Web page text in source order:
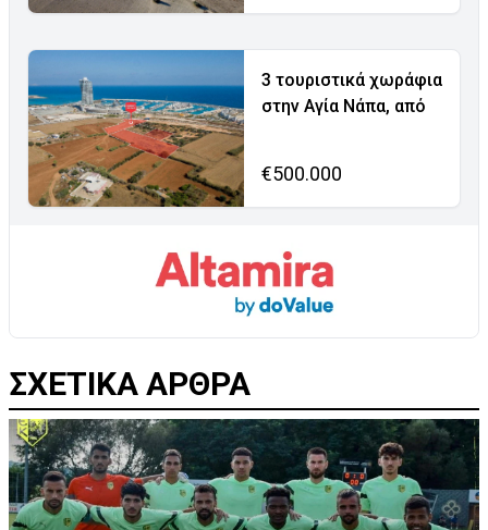
3 τουριστικά χωράφια
στην Αγία Νάπα, από
€500.000
ΣΧΕΤΙΚΑ ΑΡΘΡΑ